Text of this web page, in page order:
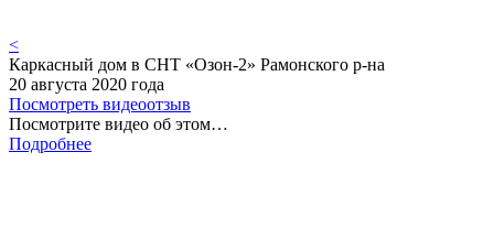
<
Каркасный дом в СНТ «Озон-2» Рамонского р-на
20 августа 2020 года
Посмотреть видеоотзыв
Посмотрите видео об этом…
Подробнее